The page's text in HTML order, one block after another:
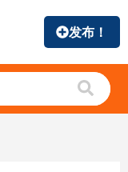
发布！